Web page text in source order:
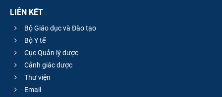
LIÊN KẾT
Bộ Giáo dục và Đào tạo
Bộ Y tế
Cục Quản lý dược
Cảnh giác dược
Thư viện
Email